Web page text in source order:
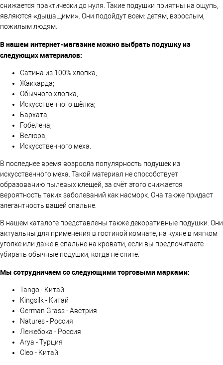
снижается практически до нуля. Такие подушки приятны на ощупь,
являются «дышащими». Они подойдут всем: детям, взрослым,
пожилым людям.
В нашем интернет-магазине можно выбрать подушку из
следующих материалов:
Сатина из 100% хлопка;
Жаккарда;
Обычного хлопка;
Искусственного шёлка;
Бархата;
Гобелена;
Велюра;
Искусственного меха.
В последнее время возросла популярность подушек из
искусственного меха. Такой материал не способствует
образованию пылевых клещей, за счёт этого снижается
вероятность таких заболеваний как насморк. Она также придаст
элегантность вашей спальне.
В нашем каталоге представлены также декоративные подушки. Они
актуальны для применения в гостиной комнате, на кухне в мягком
уголке или даже в спальне на кровати, если вы предпочитаете
убирать обычные подушки, когда не спите.
Мы сотрудничаем со следующими торговыми марками:
Tango - Китай
Kingsilk - Китай
German Grass - Австрия
Natures - Россия
Лежебока - Россия
Arya - Турция
Cleo - Китай